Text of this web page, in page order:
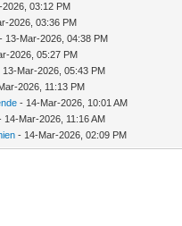
03:12 PM
2026, 03:36 PM
- 13-Mar-2026, 04:38 PM
2026, 05:27 PM
13-Mar-2026, 05:43 PM
2026, 11:13 PM
- 14-Mar-2026, 10:01 AM
14-Mar-2026, 11:16 AM
- 14-Mar-2026, 02:09 PM